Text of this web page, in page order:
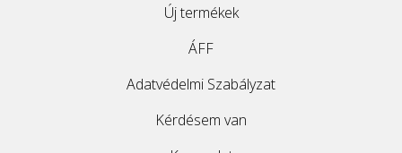
Új termékek
ÁFF
Adatvédelmi Szabályzat
Kérdésem van